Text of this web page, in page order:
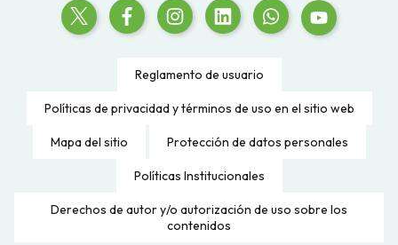
Reglamento de usuario
Políticas de privacidad y términos de uso en el sitio web
Mapa del sitio Protección de datos personales
Políticas Institucionales
Derechos de autor y/o autorización de uso sobre los
contenidos